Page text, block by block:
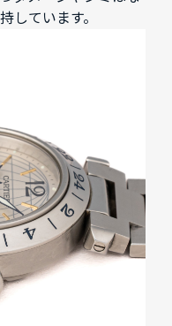
しています。